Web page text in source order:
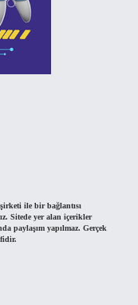
ile bir bağlantısı
Sitede yer alan içerikler
paylaşım yapılmaz. Gerçek